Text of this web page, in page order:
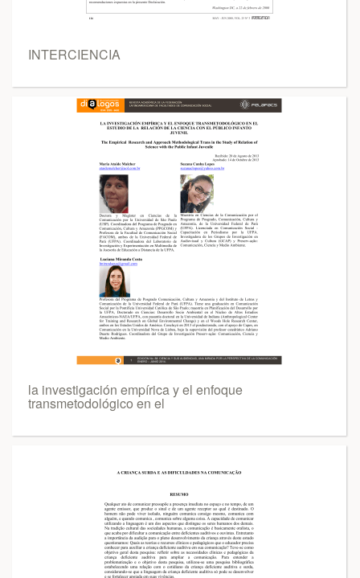
INTERCIENCIA
la investigación empírica y el enfoque
transmetodológico en el